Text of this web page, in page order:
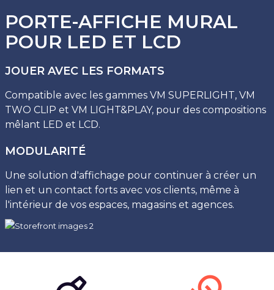
PORTE-AFFICHE MURAL
POUR LED ET LCD
JOUER AVEC LES FORMATS
Compatible avec les gammes VM SUPERLIGHT, VM
TWO CLIP et VM LIGHT&PLAY, pour des compositions
mêlant LED et LCD.
MODULARITÉ
Une solution d'affichage pour continuer à créer un
lien et un contact forts avec vos clients, même à
l'intérieur de vos espaces, magasins et agences.